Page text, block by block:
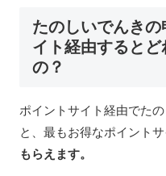
たのしいでんき
イト経由すると
の？
ポイントサイト経由でた
と、最もお得なポイント
もらえます。